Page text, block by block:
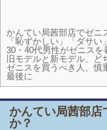
かんてい局茜部店でゼニ
「恥ずかしい」「ダサ
30・40代男性がゼニス
旧モデルと新モデル、ど
ゼニスを買うべき人、慎
最後に
かんてい局茜部店
か？